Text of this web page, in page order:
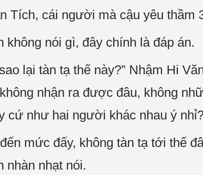
Tích, cái người mà cậu yêu thầm
không nói gì, đây chính là đáp án.
lại tàn tạ thế này?” Nhậm Hi
nhận ra được đâu, không
cứ như hai người khác nhau ý
mức đấy, không tàn tạ tới thế
nhàn nhạt nói.